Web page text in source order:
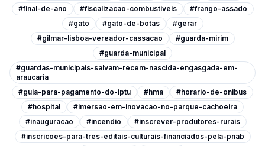
#final-de-ano
#fiscalizacao-combustiveis
#frango-assado
#gato
#gato-de-botas
#gerar
#gilmar-lisboa-vereador-cassacao
#guarda-mirim
#guarda-municipal
#guardas-municipais-salvam-recem-nascida-engasgada-em-
araucaria
#guia-para-pagamento-do-iptu
#hma
#horario-de-onibus
#hospital
#imersao-em-inovacao-no-parque-cachoeira
#inauguracao
#incendio
#inscrever-produtores-rurais
#inscricoes-para-tres-editais-culturais-financiados-pela-pnab